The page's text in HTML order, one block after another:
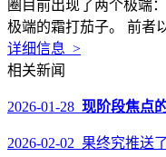
圈目前出现了两个极端
极端的霜打茄子。 前者
详细信息 >
相关新闻
2026-01-28 现阶段焦点
2026-02-02 果终究推送